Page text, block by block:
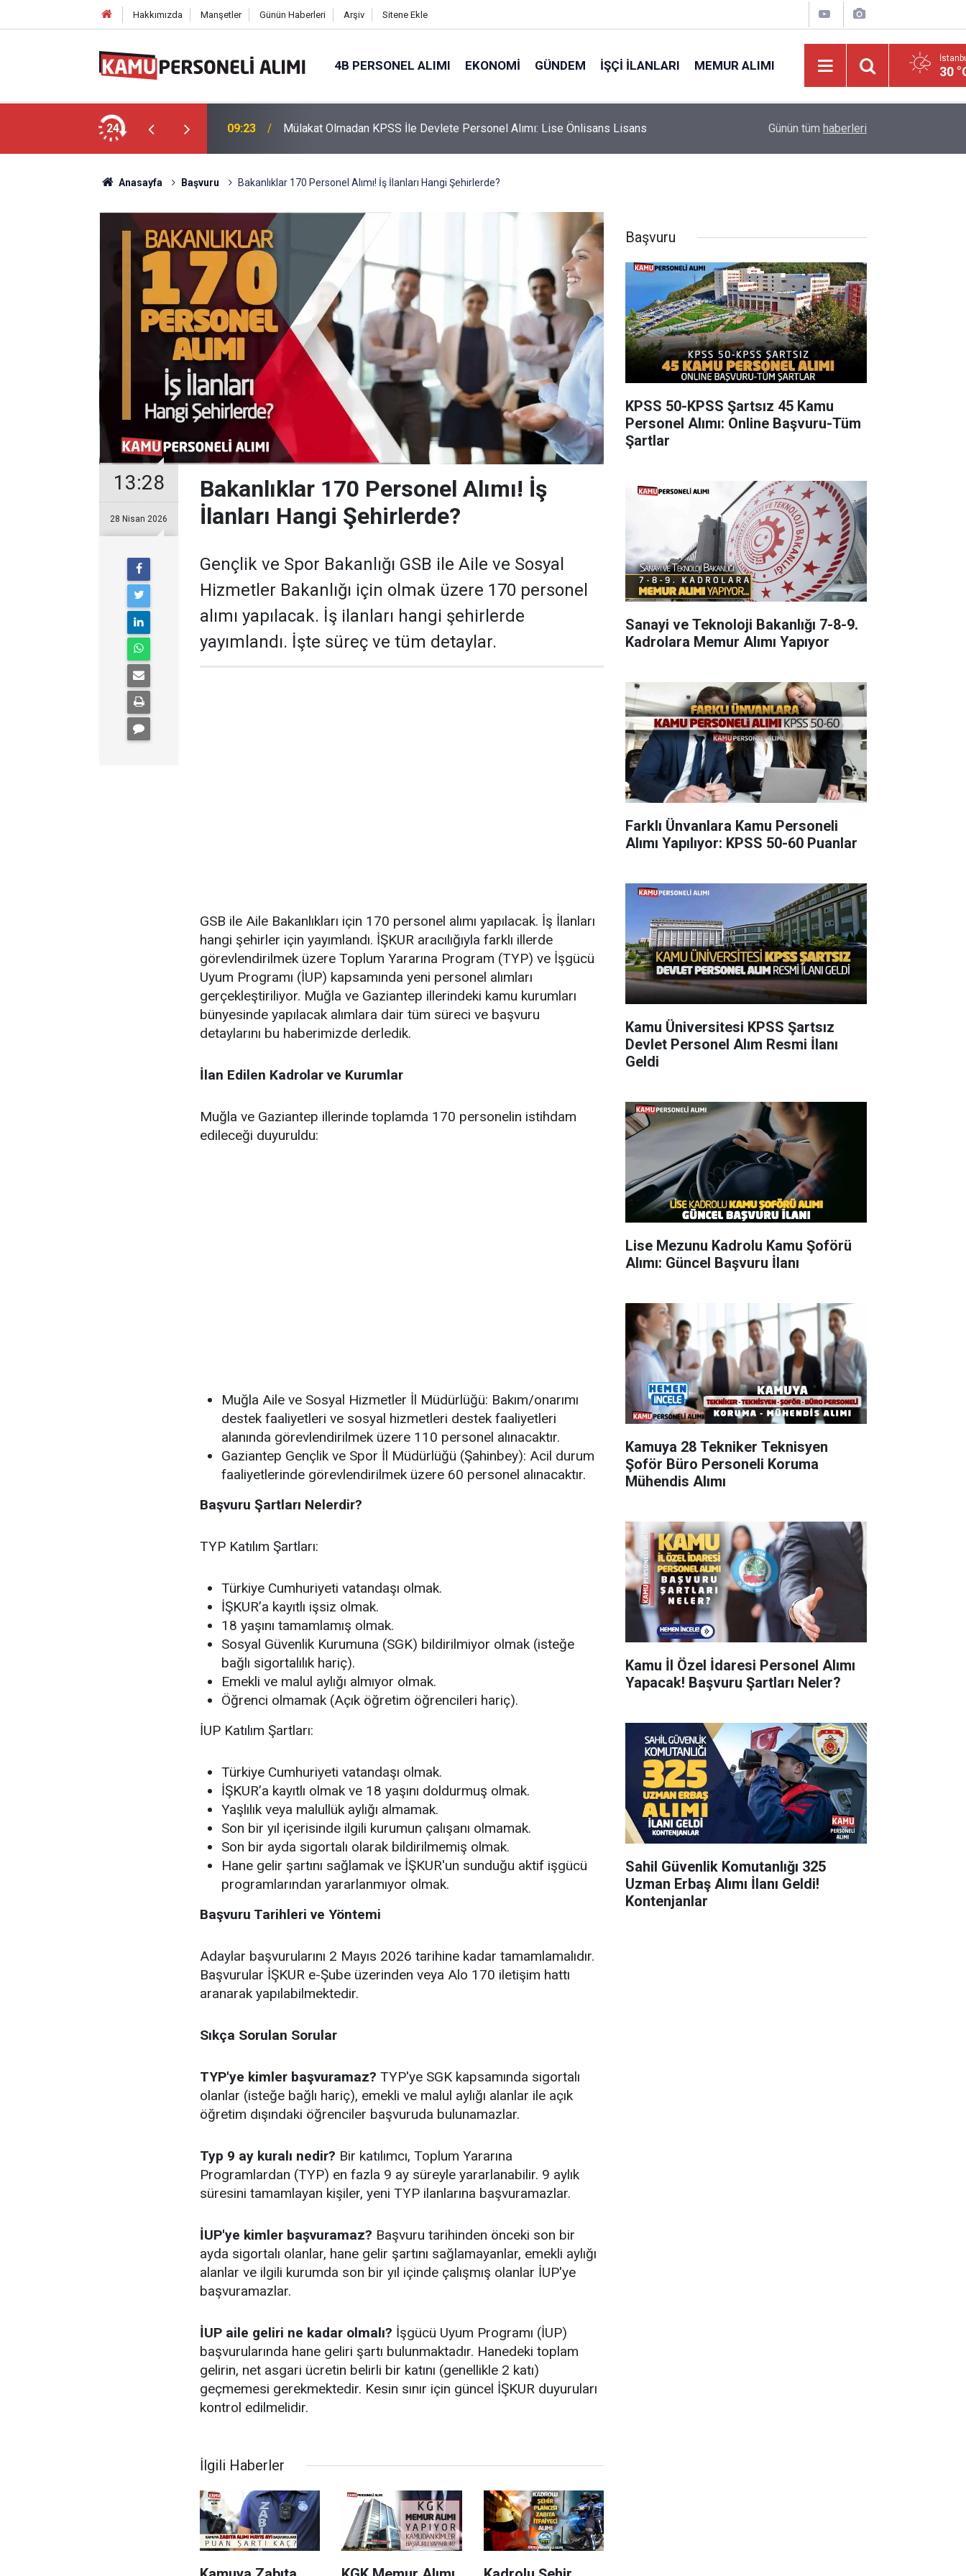
Hakkımızda Manşetler Günün Haberleri Arşiv Sitene Ekle
4B PERSONEL ALIMI EKONOMI GÜNDEM İŞÇI İLANLARI MEMUR ALIMI 30
24
Alımı: Lise-Lisans Güncel Kamu İlan 09:23 Mülakat Olmadan KPSS İle Devlete Personel Alımı: Lise Önlisans Lisans 39 Tekniker Teknisyen Gassal Koruma Sağlık
Günün tüm haberleri
Anasayfa Başvuru Bakanlıklar 170 Personel Alımı! İş İlanları Hangi Şehirlerde?
13:28
28 Nisan 2026
Bakanlıklar 170 Personel Alımı! İş
İlanları Hangi Şehirlerde?
Gençlik ve Spor Bakanlığı GSB ile Aile ve Sosyal
Hizmetler Bakanlığı için olmak üzere 170 personel
alımı yapılacak. İş ilanları hangi şehirlerde
yayımlandı. İşte süreç ve tüm detaylar.
GSB ile Aile Bakanlıkları için 170 personel alımı yapılacak. İş İlanları
hangi şehirler için yayımlandı. İŞKUR aracılığıyla farklı illerde
görevlendirilmek üzere Toplum Yararına Program (TYP) ve İşgücü
Uyum Programı (İUP) kapsamında yeni personel alımları
gerçekleştiriliyor. Muğla ve Gaziantep illerindeki kamu kurumları
bünyesinde yapılacak alımlara dair tüm süreci ve başvuru
detaylarını bu haberimizde derledik.
İlan Edilen Kadrolar ve Kurumlar
Muğla ve Gaziantep illerinde toplamda 170 personelin istihdam
edileceği duyuruldu:
Muğla Aile ve Sosyal Hizmetler İl Müdürlüğü: Bakım/onarımı
destek faaliyetleri ve sosyal hizmetleri destek faaliyetleri
alanında görevlendirilmek üzere 110 personel alınacaktır.
Gaziantep Gençlik ve Spor İl Müdürlüğü (Şahinbey): Acil durum
faaliyetlerinde görevlendirilmek üzere 60 personel alınacaktır.
Başvuru Şartları Nelerdir?
TYP Katılım Şartları:
Türkiye Cumhuriyeti vatandaşı olmak.
İŞKUR’a kayıtlı işsiz olmak.
18 yaşını tamamlamış olmak.
Sosyal Güvenlik Kurumuna (SGK) bildirilmiyor olmak (isteğe
bağlı sigortalılık hariç).
Emekli ve malul aylığı almıyor olmak.
Öğrenci olmamak (Açık öğretim öğrencileri hariç).
İUP Katılım Şartları:
Türkiye Cumhuriyeti vatandaşı olmak.
İŞKUR’a kayıtlı olmak ve 18 yaşını doldurmuş olmak.
Yaşlılık veya malullük aylığı almamak.
Son bir yıl içerisinde ilgili kurumun çalışanı olmamak.
Son bir ayda sigortalı olarak bildirilmemiş olmak.
Hane gelir şartını sağlamak ve İŞKUR'un sunduğu aktif işgücü
programlarından yararlanmıyor olmak.
Başvuru Tarihleri ve Yöntemi
Adaylar başvurularını 2 Mayıs 2026 tarihine kadar tamamlamalıdır.
Başvurular İŞKUR e-Şube üzerinden veya Alo 170 iletişim hattı
aranarak yapılabilmektedir.
Sıkça Sorulan Sorular
TYP'ye kimler başvuramaz? TYP'ye SGK kapsamında sigortalı
olanlar (isteğe bağlı hariç), emekli ve malul aylığı alanlar ile açık
öğretim dışındaki öğrenciler başvuruda bulunamazlar.
Typ 9 ay kuralı nedir? Bir katılımcı, Toplum Yararına
Programlardan (TYP) en fazla 9 ay süreyle yararlanabilir. 9 aylık
süresini tamamlayan kişiler, yeni TYP ilanlarına başvuramazlar.
İUP'ye kimler başvuramaz? Başvuru tarihinden önceki son bir
ayda sigortalı olanlar, hane gelir şartını sağlamayanlar, emekli aylığı
alanlar ve ilgili kurumda son bir yıl içinde çalışmış olanlar İUP'ye
başvuramazlar.
İUP aile geliri ne kadar olmalı? İşgücü Uyum Programı (İUP)
başvurularında hane geliri şartı bulunmaktadır. Hanedeki toplam
gelirin, net asgari ücretin belirli bir katını (genellikle 2 katı)
geçmemesi gerekmektedir. Kesin sınır için güncel İŞKUR duyuruları
kontrol edilmelidir.
İlgili Haberler
Başvuru
KPSS 50-KPSS Şartsız 45 Kamu
Personel Alımı: Online Başvuru-Tüm
Şartlar
Sanayi ve Teknoloji Bakanlığı 7-8-9.
Kadrolara Memur Alımı Yapıyor
Farklı Ünvanlara Kamu Personeli
Alımı Yapılıyor: KPSS 50-60 Puanlar
Kamu Üniversitesi KPSS Şartsız
Devlet Personel Alım Resmi İlanı
Geldi
Lise Mezunu Kadrolu Kamu Şoförü
Alımı: Güncel Başvuru İlanı
Kamuya 28 Tekniker Teknisyen
Şoför Büro Personeli Koruma
Mühendis Alımı
Kamu İl Özel İdaresi Personel Alımı
Yapacak! Başvuru Şartları Neler?
Sahil Güvenlik Komutanlığı 325
Uzman Erbaş Alımı İlanı Geldi!
Kontenjanlar